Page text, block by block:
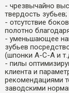
- чрезвычайно
твердость зубьев;
- отсутствие
полотно
- уменьшающее
зубьев
(шпонки А-С-А и
- пилы
клиента и
рекомендациями
заводскими